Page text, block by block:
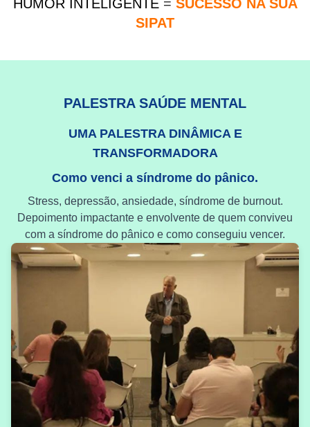
HUMOR INTELIGENTE = SUCESSO NA SUA
SIPAT
PALESTRA SAÚDE MENTAL
UMA PALESTRA DINÂMICA E
TRANSFORMADORA
Como venci a síndrome do pânico.
Stress, depressão, ansiedade, síndrome de burnout.
Depoimento impactante e envolvente de quem conviveu
com a síndrome do pânico e como conseguiu vencer.